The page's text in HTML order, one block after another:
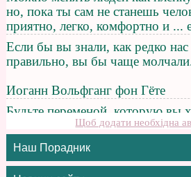
Щоб додати необхідна
Наш Порадник